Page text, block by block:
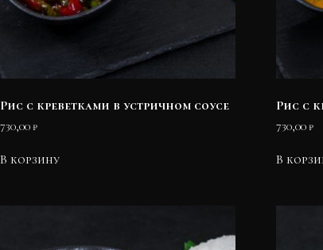
Рис с креветками в устричном соусе
730,00 ₽
В корзину
Рис с
730,00 ₽
В